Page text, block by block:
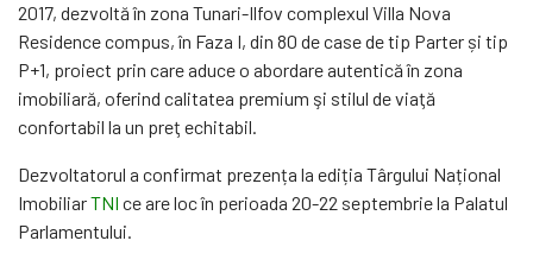
2017, dezvoltă în zona Tunari-Ilfov complexul Villa Nova
Residence compus, în Faza I, din 80 de case de tip Parter și tip
P+1, proiect prin care aduce o abordare autentică în zona
imobiliară, oferind calitatea premium şi stilul de viaţă
confortabil la un preţ echitabil.
Dezvoltatorul a confirmat prezența la ediția Târgului Național
ImobiliarTNI ce are loc în perioada 20-22 septembrie la Palatul
Parlamentului.